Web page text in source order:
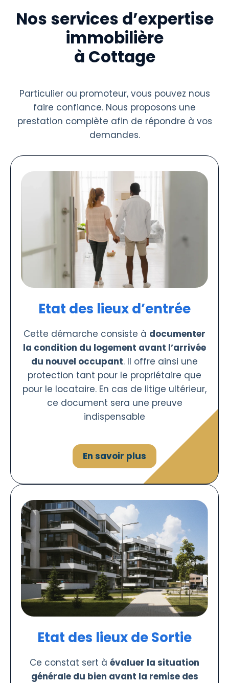
Nos services d’expertise
immobilière
à Cottage
Particulier ou promoteur, vous pouvez nous
faire confiance. Nous proposons une
prestation complète afin de répondre à vos
demandes.
Etat des lieux d’entrée
Cette démarche consiste à documenter
la condition du logement avant l’arrivée
du nouvel occupant. Il offre ainsi une
protection tant pour le propriétaire que
pour le locataire. En cas de litige ultérieur,
ce document sera une preuve
indispensable
En savoir plus
Etat des lieux de Sortie
Ce constat sert à évaluer la situation
générale du bien avant la remise des